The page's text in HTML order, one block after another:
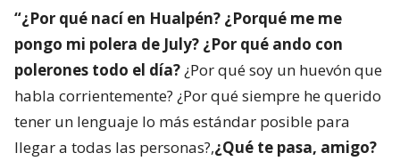
“¿Por qué nací en Hualpén? ¿Porqué me me
pongo mi polera de July? ¿Por qué ando con
polerones todo el día?¿Por qué soy un huevón que
habla corrientemente? ¿Por qué siempre he querido
tener un lenguaje lo más estándar posible para
llegar a todas las personas?,¿Qué te pasa, amigo?